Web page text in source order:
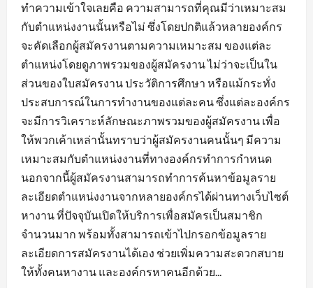
ทำความเข้าใจเลยคือ ความสามารถที่คุณมีว่าเหมาะสม
กับตำแหน่งงานนั้นหรือไม่ ซึ่งโดยปกติแล้วหลายองค์กร
จะคัดเลือกผู้สมัครงานตามความเหมาะสม ของแต่ละ
ตำแหน่งโดยดูภาพรวมของผู้สมัครงาน ไม่ว่าจะเป็นใน
ส่วนของใบสมัครงาน ประวัติการศึกษา หรือแม้กระทั่ง
ประสบการณ์ในการทำงานของแต่ละคน ซึ่งแต่ละองค์กร
จะมีการวิเคราะห์ลักษณะภาพรวมของผู้สมัครงาน เพื่อ
ให้พวกเค้าเหล่านั้นทราบว่าผู้สมัครงานคนนั้นๆ มีความ
เหมาะสมกับตำแหน่งงานที่ทางองค์กรทำการกำหนด
นอกจากนี้ผู้สมัครงานสามารถทำการค้นหาข้อมูลราย
ละเอียดตำแหน่งงานจากหลายองค์กรได้ผ่านทางเว็บไซต์
หางาน ที่ปัจจุบันเปิดให้บริการเพื่อสมัครเป็นสมาชิก
จำนวนมาก พร้อมทั้งสามารถเข้าไปกรอกข้อมูลราย
ละเอียดการสมัครงานได้เอง ช่วยเพิ่มความสะดวกสบาย
ให้ทั้งคนหางาน และองค์กรหาคนอีกด้วย...